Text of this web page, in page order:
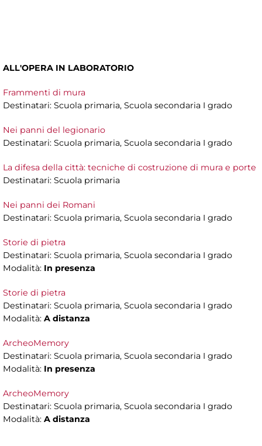
ALL'OPERA IN LABORATORIO
Frammenti di mura
Destinatari: Scuola primaria, Scuola secondaria I grado
Nei panni del legionario
Destinatari: Scuola primaria, Scuola secondaria I grado
La difesa della città: tecniche di costruzione di mura e porte
Destinatari: Scuola primaria
Nei panni dei Romani
Destinatari: Scuola primaria, Scuola secondaria I grado
Storie di pietra
Destinatari: Scuola primaria, Scuola secondaria I grado
Modalità: In presenza
Storie di pietra
Destinatari: Scuola primaria, Scuola secondaria I grado
Modalità: A distanza
ArcheoMemory
Destinatari: Scuola primaria, Scuola secondaria I grado
Modalità: In presenza
ArcheoMemory
Destinatari: Scuola primaria, Scuola secondaria I grado
Modalità: A distanza